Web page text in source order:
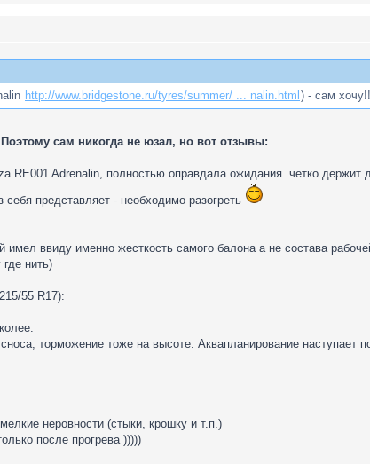
http://www.bridgestone.ru/tyres/summer/ ... nalin.html ) - сам
сам никогда не юзал, но вот отзывы:
RE001 Adrenalin, полностью оправдала ожидания. четко держит
представляет - необходимо разогреть
ввиду именно жесткость самого балона а не состава
нить)
55 R17):
торможение тоже на высоте. Аквапланирование наступает
неровности (стыки, крошку и т.п.)
после прогрева )))))